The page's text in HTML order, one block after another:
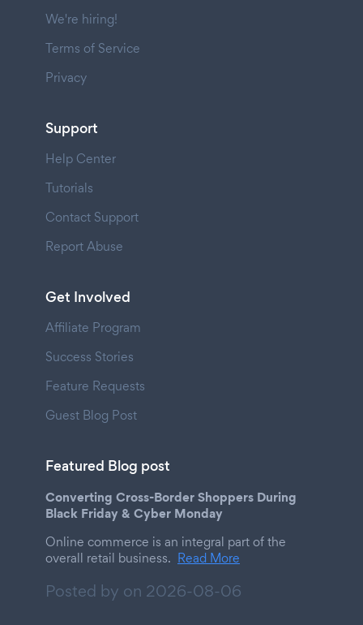
We're hiring!
Terms of Service
Privacy
Support
Help Center
Tutorials
Contact Support
Report Abuse
Get Involved
Affiliate Program
Success Stories
Feature Requests
Guest Blog Post
Featured Blog post
Converting Cross-Border Shoppers During
Black Friday & Cyber Monday
Online commerce is an integral part of the
overall retail business. Read More
Posted by on 2026-08-06